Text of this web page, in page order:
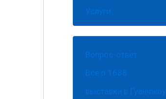
Услуги
Вопрос-ответ
Все о 1688
выставки в Гуанчжоу